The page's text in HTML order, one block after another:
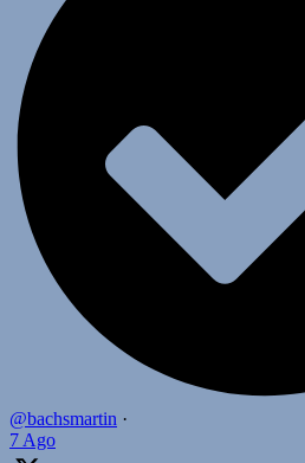
@bachsmartin ·
7 Ago